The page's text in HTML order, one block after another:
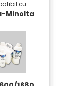
cu
Minolta